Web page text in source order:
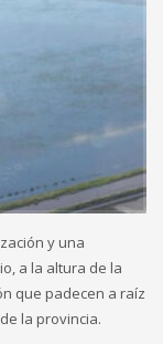
y una
a la altura de la
que padecen a raíz
la provincia.